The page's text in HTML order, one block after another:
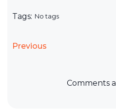
Tags: No tags
Previous
Comments